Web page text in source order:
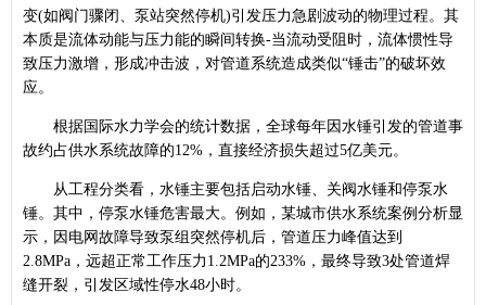
变(如阀门骤闭、泵站突然停机)引发压力急剧波动的物理过程。其
本质是流体动能与压力能的瞬间转换-当流动受阻时，流体惯性导
致压力激增，形成冲击波，对管道系统造成类似“锤击”的破坏效
应。
根据国际水力学会的统计数据，全球每年因水锤引发的管道事
故约占供水系统故障的12%，直接经济损失超过5亿美元。
从工程分类看，水锤主要包括启动水锤、关阀水锤和停泵水
锤。其中，停泵水锤危害最大。例如，某城市供水系统案例分析显
示，因电网故障导致泵组突然停机后，管道压力峰值达到
2.8MPa，远超正常工作压力1.2MPa的233%，最终导致3处管道焊
缝开裂，引发区域性停水48小时。